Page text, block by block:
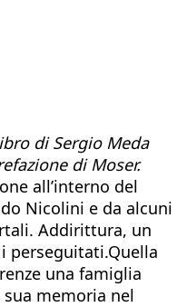
di Sergio Meda
di Moser.
all’interno del
Nicolini e da alcuni
Addirittura, un
perseguitati.Quella
una famiglia
memoria nel